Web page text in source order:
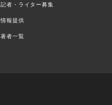
記者・ライター募集
情報提供
著者一覧